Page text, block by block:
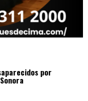
por